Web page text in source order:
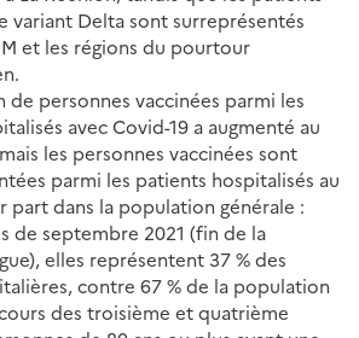
variant Delta sont surreprésentés
et les régions du pourtour
personnes vaccinées parmi les
avec Covid-19 a augmenté au
les personnes vaccinées sont
parmi les patients hospitalisés au
part dans la population générale :
de septembre 2021 (fin de la
elles représentent 37 % des
contre 67 % de la population
des troisième et quatrième